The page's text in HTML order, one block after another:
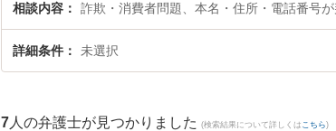
相談内容 詐欺・消費者問題、本名・住所・電話番号が
詳細条件 未選択
7 人の弁護士が見つかりました (検索結果について詳しくは こちら)